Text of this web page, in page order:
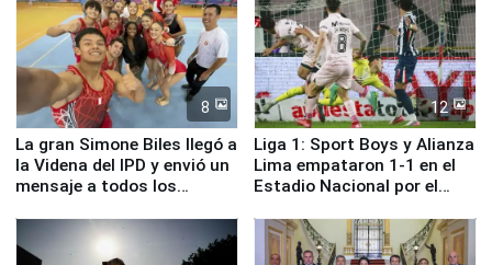
8
La gran Simone Biles llegó a
la Videna del IPD y envió un
mensaje a todos los
12
Liga 1: Sport Boys y Alianza
Lima empataron 1-1 en el
Estadio Nacional por el